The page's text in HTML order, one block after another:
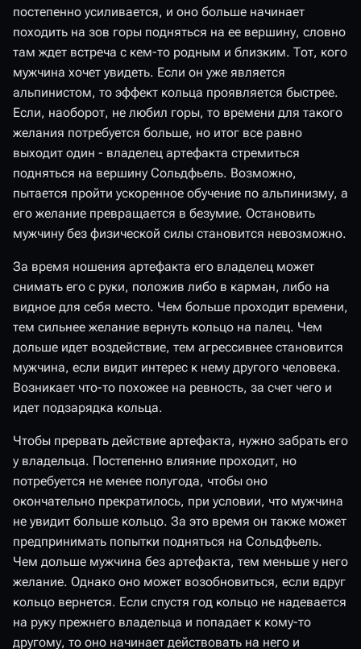
постепенно усиливается, и оно больше начинает
походить на зов горы подняться на ее вершину, словно
там ждет встреча с кем-то родным и близким. Тот, кого
мужчина хочет увидеть. Если он уже является
альпинистом, то эффект кольца проявляется быстрее.
Если, наоборот, не любил горы, то времени для такого
желания потребуется больше, но итог все равно
выходит один - владелец артефакта стремиться
подняться на вершину Сольдфьель. Возможно,
пытается пройти ускоренное обучение по альпинизму, а
его желание превращается в безумие. Остановить
мужчину без физической силы становится невозможно.
За время ношения артефакта его владелец может
снимать его с руки, положив либо в карман, либо на
видное для себя место. Чем больше проходит времени,
тем сильнее желание вернуть кольцо на палец. Чем
дольше идет воздействие, тем агрессивнее становится
мужчина, если видит интерес к нему другого человека.
Возникает что-то похожее на ревность, за счет чего и
идет подзарядка кольца.
Чтобы прервать действие артефакта, нужно забрать его
у владельца. Постепенно влияние проходит, но
потребуется не менее полугода, чтобы оно
окончательно прекратилось, при условии, что мужчина
не увидит больше кольцо. За это время он также может
предпринимать попытки подняться на Сольдфьель.
Чем дольше мужчина без артефакта, тем меньше у него
желание. Однако оно может возобновиться, если вдруг
кольцо вернется. Если спустя год кольцо не надевается
на руку прежнего владельца и попадает к кому-то
другому, то оно начинает действовать на него и